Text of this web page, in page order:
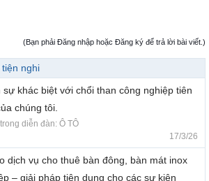
(Bạn phải Đăng nhập hoặc Đăng ký để trả lời bài viết.)
nghi
sự khác biệt với chổi than công nghiệp tiên
chúng tôi.
diễn đàn: Ô TÔ
17/3/26
dịch vụ cho thuê bàn đông, bàn mát inox
– giải pháp tiện dụng cho các sự kiện